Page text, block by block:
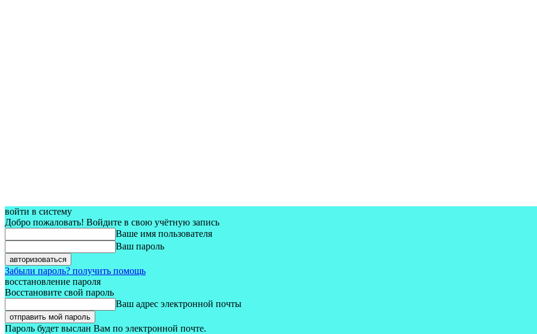
войти в систему
Добро пожаловать! Войдите в свою учётную запись
Ваше имя пользователя
Ваш пароль
Забыли пароль? получить помощь
восстановление пароля
Восстановите свой пароль
Ваш адрес электронной почты
Пароль будет выслан Вам по электронной почте.